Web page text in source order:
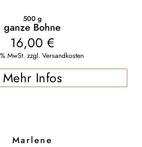
500 g
ganze Bohne
16,00 €
MwSt. zzgl. Versandkosten
Mehr Infos
Marlene